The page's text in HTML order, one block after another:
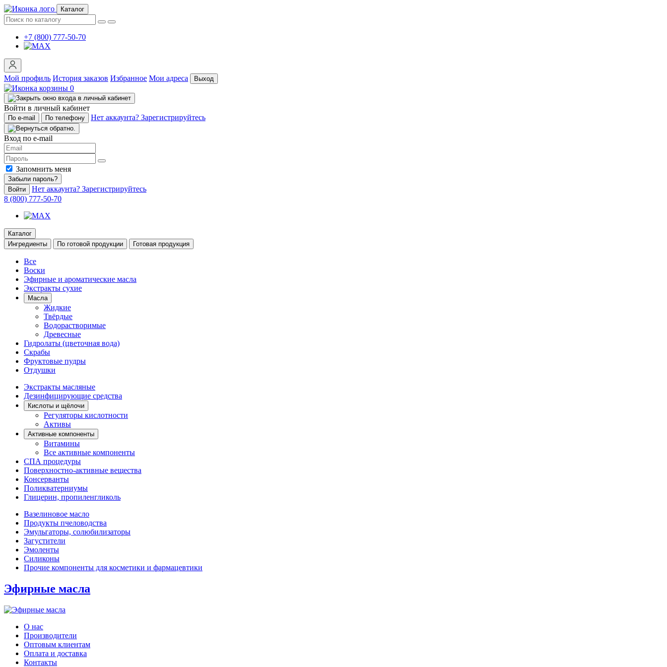
Каталог
+7 (800) 777-50-70
Мой профиль История заказов Избранное Мои адреса Выход
0
Войти в личный кабинет
По e-mail По телефону Нет аккаунта? Зарегистрируйтесь
Вход по e-mail
Запомнить меня
Забыли пароль?
Войти
Нет аккаунта? Зарегистрируйтесь
8 (800) 777-50-70
Каталог
Ингредиенты
По готовой продукции Готовая продукция
Все
Воски
Эфирные и ароматические масла
Экстракты сухие
Масла
Жидкие
Твёрдые
Водорастворимые
Древесные
Гидролаты (цветочная вода)
Скрабы
Фруктовые пудры
Отдушки
Экстракты масляные
Дезинфицирующие средства
Кислоты и щёлочи
Регуляторы кислотности
Активы
Активные компоненты
Витамины
Все активные компоненты
СПА процедуры
Поверхностно-активные вещества
Консерванты
Поликватерниумы
Глицерин, пропиленгликоль
Вазелиновое масло
Продукты пчеловодства
Эмульгаторы, солюбилизаторы
Загустители
Эмоленты
Силиконы
Прочие компоненты для косметики и фармацевтики
Эфирные масла
О нас
Производители
Оптовым клиентам
Оплата и доставка
Контакты